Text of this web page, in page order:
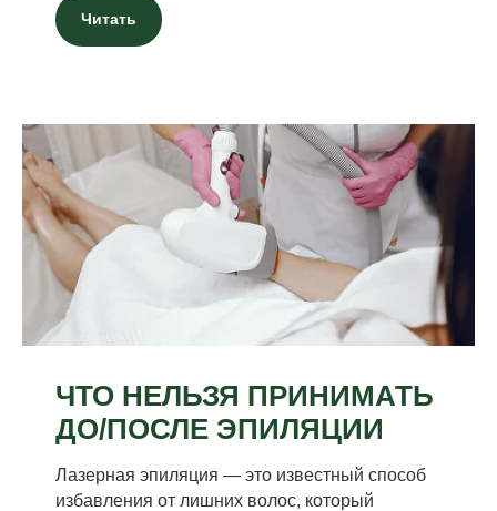
Читать
ЧТО НЕЛЬЗЯ ПРИНИМАТЬ
ДО/ПОСЛЕ ЭПИЛЯЦИИ
Лазерная эпиляция — это известный способ
избавления от лишних волос, который